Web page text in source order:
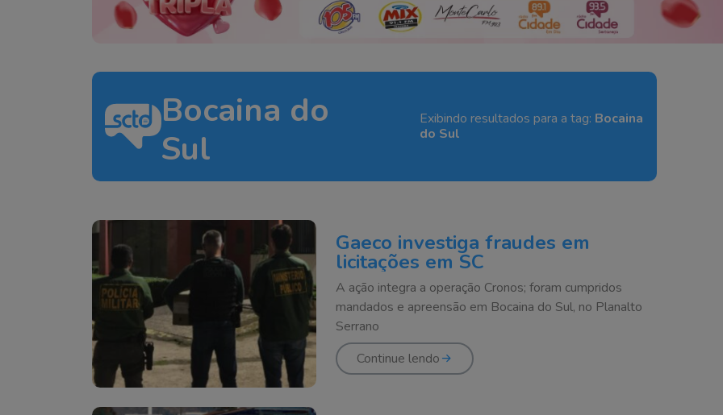
Bocaina do
Sul
Exibindo resultados para a tag: Bocaina
do Sul
Gaeco investiga fraudes em
licitações em SC
A ação integra a operação Cronos; foram cumpridos
mandados e apreensão em Bocaina do Sul, no Planalto
Serrano
Continue lendo